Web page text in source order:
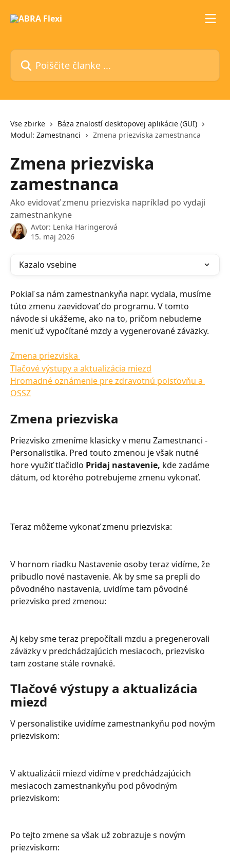
Poiščite članke ...
Vse zbirke
Báza znalostí desktopovej aplikácie (GUI)
Modul: Zamestnanci
Zmena priezviska zamestnanca
Zmena priezviska
zamestnanca
Ako evidovať zmenu priezviska napríklad po vydaji
zamestnankyne
Avtor: Lenka Haringerová
15. maj 2026
Kazalo vsebine
Pokiaľ sa nám zamestnankyňa napr. vydala, musíme
túto zmenu zaevidovať do programu. V tomto
návode si ukážeme, ako na to, pričom nebudeme
meniť už vypočítané mzdy a vygenerované záväzky.
Zmena priezviska
Tlačové výstupy a aktualizácia miezd
Hromadné oznámenie pre zdravotnú poisťovňu a
OSSZ
Zmena priezviska
Priezvisko zmeníme klasicky v menu Zamestnanci -
Personalistika. Pred touto zmenou je však nutné
hore využiť tlačidlo Pridaj nastavenie, kde zadáme
dátum, od ktorého potrebujeme zmenu vykonať.
Teraz môžeme vykonať zmenu priezviska:
V hornom riadku Nastavenie osoby teraz vidíme, že
pribudlo nové nastavenie. Ak by sme sa prepli do
pôvodného nastavenia, uvidíme tam pôvodné
priezvisko pred zmenou:
Aj keby sme teraz prepočítali mzdu a pregenerovali
záväzky v predchádzajúcich mesiacoch, priezvisko
tam zostane stále rovnaké.
Tlačové výstupy a aktualizácia
miezd
V personalistike uvidíme zamestnankyňu pod novým
priezviskom:
V aktualizácii miezd vidíme v predchádzajúcich
mesiacoch zamestnankyňu pod pôvodným
priezviskom:
Po tejto zmene sa však už zobrazuje s novým
priezviskom: